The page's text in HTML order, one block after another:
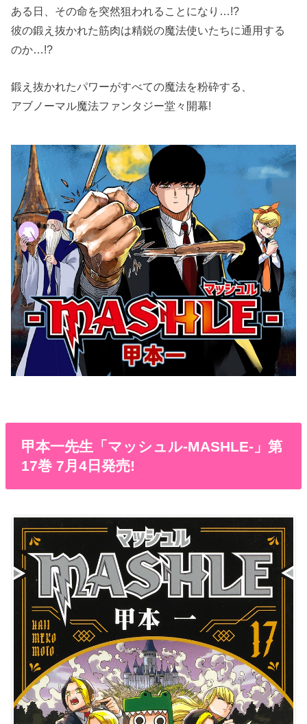
ある日、その命を突然狙われることになり…!?
彼の鍛え抜かれた筋肉は精鋭の魔法使いたちに通用する
のか…!?
鍛え抜かれたパワーがすべての魔法を粉砕する、
アブノーマル魔法ファンタジー堂々開幕!
甲本一先生「マッシュル-MASHLE-」第
17巻 7月4日発売!